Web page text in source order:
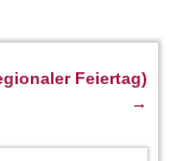
Feiertag)
→